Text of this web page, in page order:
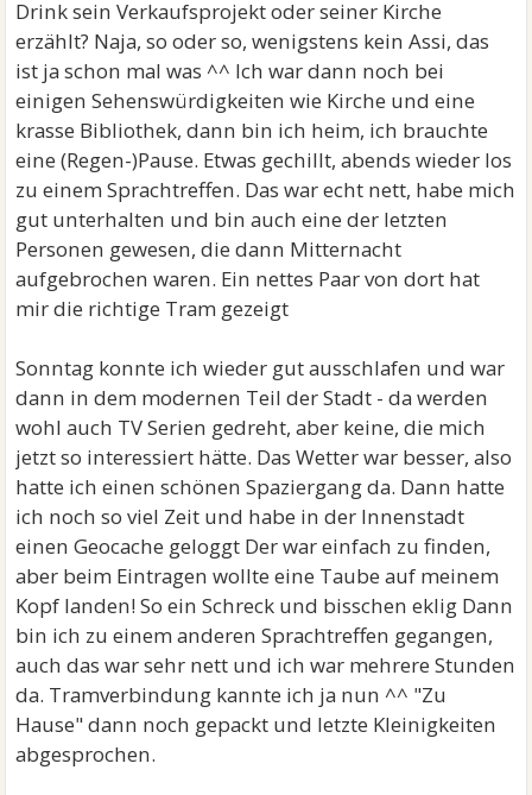
Drink sein Verkaufsprojekt oder seiner Kirche
erzählt? Naja, so oder so, wenigstens kein Assi, das
ist ja schon mal was ^^ Ich war dann noch bei
einigen Sehenswürdigkeiten wie Kirche und eine
krasse Bibliothek, dann bin ich heim, ich brauchte
eine (Regen-)Pause. Etwas gechillt, abends wieder los
zu einem Sprachtreffen. Das war echt nett, habe mich
gut unterhalten und bin auch eine der letzten
Personen gewesen, die dann Mitternacht
aufgebrochen waren. Ein nettes Paar von dort hat
mir die richtige Tram gezeigt
Sonntag konnte ich wieder gut ausschlafen und war
dann in dem modernen Teil der Stadt - da werden
wohl auch TV Serien gedreht, aber keine, die mich
jetzt so interessiert hätte. Das Wetter war besser, also
hatte ich einen schönen Spaziergang da. Dann hatte
ich noch so viel Zeit und habe in der Innenstadt
einen Geocache geloggt Der war einfach zu finden,
aber beim Eintragen wollte eine Taube auf meinem
Kopf landen! So ein Schreck und bisschen eklig Dann
bin ich zu einem anderen Sprachtreffen gegangen,
auch das war sehr nett und ich war mehrere Stunden
da. Tramverbindung kannte ich ja nun ^^ "Zu
Hause" dann noch gepackt und letzte Kleinigkeiten
abgesprochen.